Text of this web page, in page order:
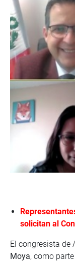
solicitan al
El congresista de
Moya, como